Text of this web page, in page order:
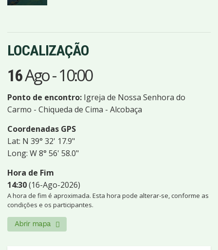
LOCALIZAÇÃO
16Ago-10:00
Ponto de encontro: Igreja de Nossa Senhora do
Carmo - Chiqueda de Cima - Alcobaça
Coordenadas GPS
Lat: N 39° 32' 17.9"
Long: W 8° 56' 58.0"
Hora de Fim
14:30(16-Ago-2026)
A hora de fim é aproximada. Esta hora pode alterar-se, conforme as
condições e os participantes.
Abrir mapa